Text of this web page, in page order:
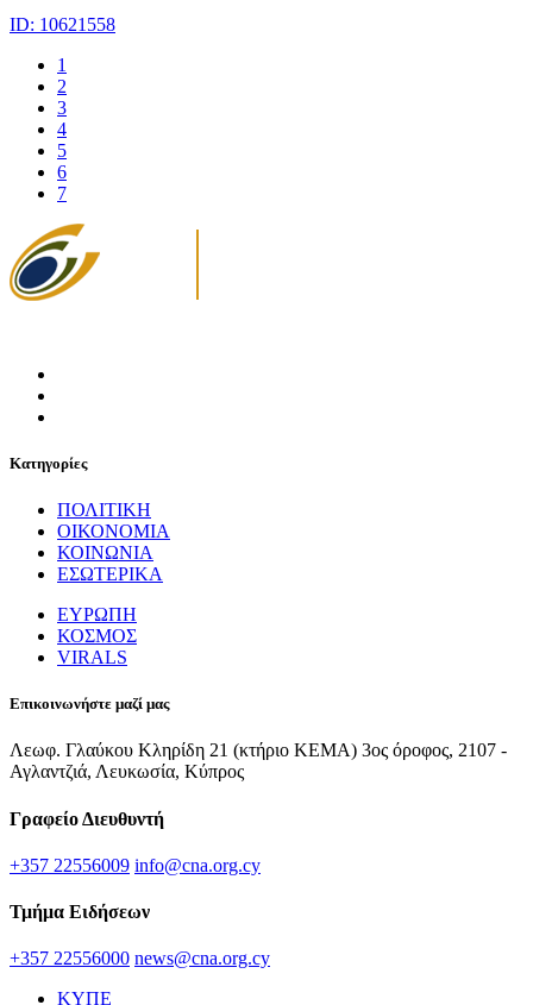
ID: 10621558
1
2
3
4
5
6
7
Κατηγορίες
ΠΟΛΙΤΙΚΗ
ΟΙΚΟΝΟΜΙΑ
ΚΟΙΝΩΝΙΑ
ΕΣΩΤΕΡΙΚΑ
ΕΥΡΩΠΗ
ΚΟΣΜΟΣ
VIRALS
Επικοινωνήστε μαζί μας
Λεωφ. Γλαύκου Κληρίδη 21 (κτήριο ΚΕΜΑ) 3ος όροφος, 2107 -
Αγλαντζιά, Λευκωσία, Κύπρος
Γραφείο Διευθυντή
+357 22556009 info@cna.org.cy
Τμήμα Ειδήσεων
+357 22556000 news@cna.org.cy
ΚΥΠΕ